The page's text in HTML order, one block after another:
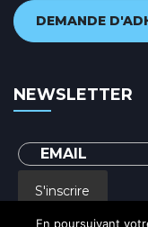
DEMANDE
NEWSLETTER
S'inscrire
En poursuivant